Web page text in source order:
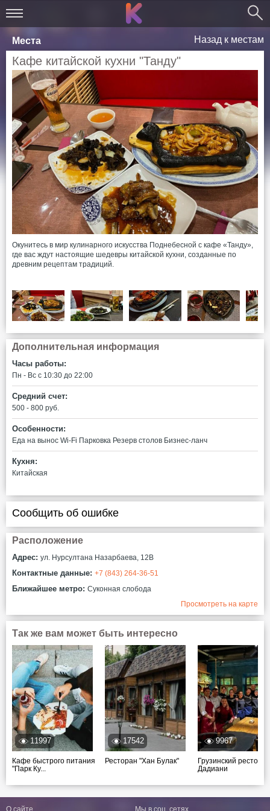
Места Назад к местам
Кафе китайской кухни "Танду"
Окунитесь в мир кулинарного искусства Поднебесной с кафе «Танду»,
где вас ждут настоящие шедевры китайской кухни, созданные по
древним рецептам традиций.
Дополнительная информация
Часы работы:
Пн - Вс c 10:30 до 22:00
Средний счет:
500 - 800 руб.
Особенности:
Еда на вынос Wi-Fi Парковка Резерв столов Бизнес-ланч
Кухня:
Китайская
Сообщить об ошибке
Расположение
Адрес: ул. Нурсултана Назарбаева, 12В
Контактные данные: +7 (843) 264-36-51
Ближайшее метро: Суконная слобода
Просмотреть на карте
Так же вам может быть интересно
11997
Кафе быстрого питания
"Парк Ку...
17542
Ресторан "Хан Булак"
9967
Грузинский ресторан
Дадиани
О сайте Мы в соц. сетях